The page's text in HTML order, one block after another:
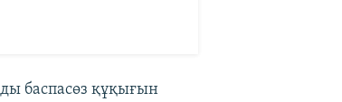
баспасөз құқығын